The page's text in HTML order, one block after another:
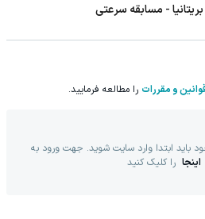
- مسابقه سرعتی
و مقررات را مطالعه فرمایید.
باید ابتدا وارد سایت شوید. جهت ورود به
اینجا را کلیک کنید